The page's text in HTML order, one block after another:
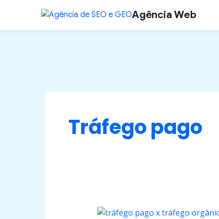
o
Agência Web
Tráfego pago
Tráfego